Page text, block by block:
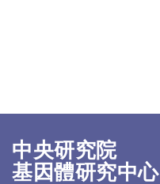
中央研究院
基因體研究中心